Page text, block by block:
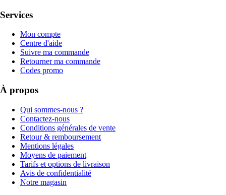
Services
Mon compte
Centre d'aide
Suivre ma commande
Retourner ma commande
Codes promo
À propos
Qui sommes-nous ?
Contactez-nous
Conditions générales de vente
Retour & remboursement
Mentions légales
Moyens de paiement
Tarifs et options de livraison
Avis de confidentialité
Notre magasin